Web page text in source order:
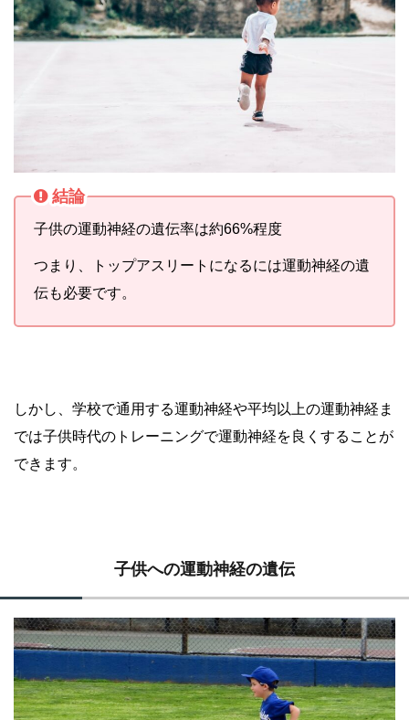
結論
子供の運動神経の遺伝率は約66%程度
つまり、トップアスリートになるには運動神経の遺
伝も必要です。
しかし、学校で通用する運動神経や平均以上の運動神経ま
では子供時代のトレーニングで運動神経を良くすることが
できます。
子供への運動神経の遺伝